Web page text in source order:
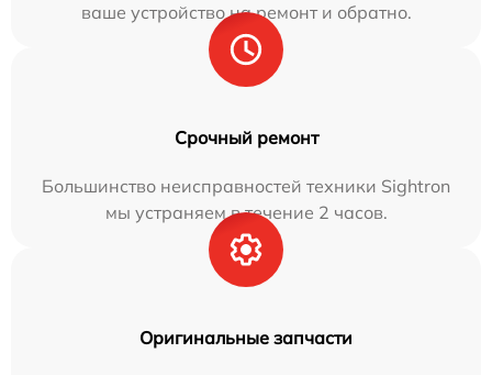
ваше устройство на ремонт и обратно.
Срочный ремонт
Большинство неисправностей техники Sightron
мы устраняем в течение 2 часов.
Оригинальные запчасти